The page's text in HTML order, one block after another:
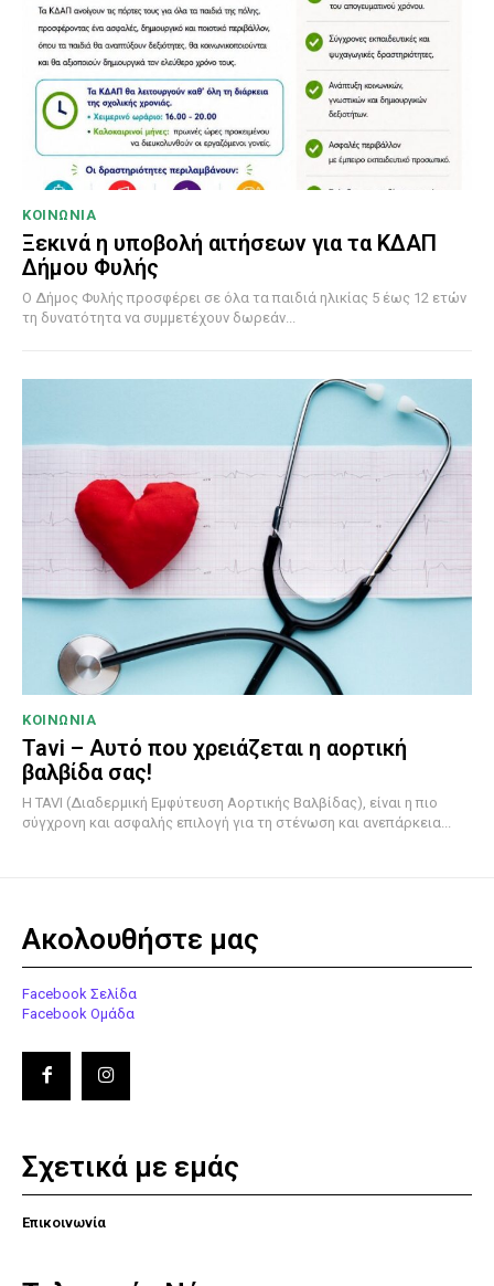
ΚΟΙΝΩΝΙΑ
Ξεκινά η υποβολή αιτήσεων για τα ΚΔΑΠ
Δήμου Φυλής
Ο Δήμος Φυλής προσφέρει σε όλα τα παιδιά ηλικίας 5 έως 12 ετών
τη δυνατότητα να συμμετέχουν δωρεάν...
ΚΟΙΝΩΝΙΑ
Tavi – Αυτό που χρειάζεται η αορτική
βαλβίδα σας!
Η TAVI (Διαδερμική Εμφύτευση Αορτικής Βαλβίδας), είναι η πιο
σύγχρονη και ασφαλής επιλογή για τη στένωση και ανεπάρκεια...
Ακολουθήστε μας
Facebook Σελίδα
Facebook Ομάδα
Σχετικά με εμάς
Επικοινωνία